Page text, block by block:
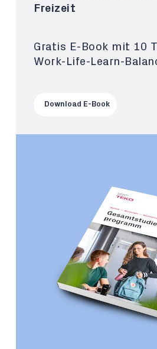
Freizeit
Gratis E-Book mit 10
Work-Life-Learn-
Download E-Book